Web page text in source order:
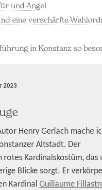
und Angel
eine verschärfte
in Konstanz so
2023
Henry Gerlach mache
Altstadt. Der
rotes Kardinalskostüm, das
Blicke sorgt. Er
Kardinal Guillaume